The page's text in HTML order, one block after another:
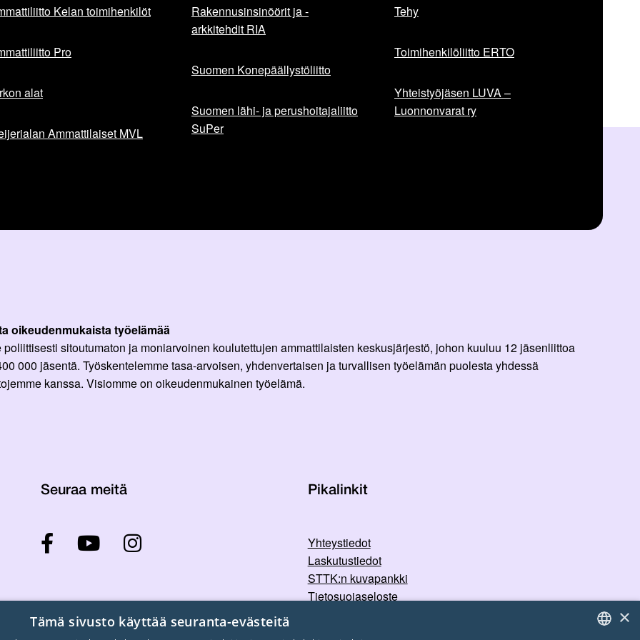
Kelan toimihenkilöt
Pro
alat
Ammattilaiset MVL
Rakennusinsinöörit ja -
arkkitehdit RIA
Suomen Konepäällystöliitto
Suomen lähi- ja perushoitajaliitto
SuPer
Tehy
Toimihenkilöliitto ERTO
Yhteistyöjäsen LUVA –
Luonnonvarat ry
oikeudenmukaista työelämää
poliittisesti sitoutumaton ja moniarvoinen koulutettujen ammattilaisten keskusjärjestö, johon kuuluu 12 jäsenliittoa
000 jäsentä. Työskentelemme tasa-arvoisen, yhdenvertaisen ja turvallisen työelämän puolesta yhdessä
kanssa. Visiomme on oikeudenmukainen työelämä.
Seuraa meitä Pikalinkit
Yhteystiedot
Laskutustiedot
STTK:n kuvapankki
Tietosuojaseloste
×
Tämä sivusto käyttää seuranta-evästeitä